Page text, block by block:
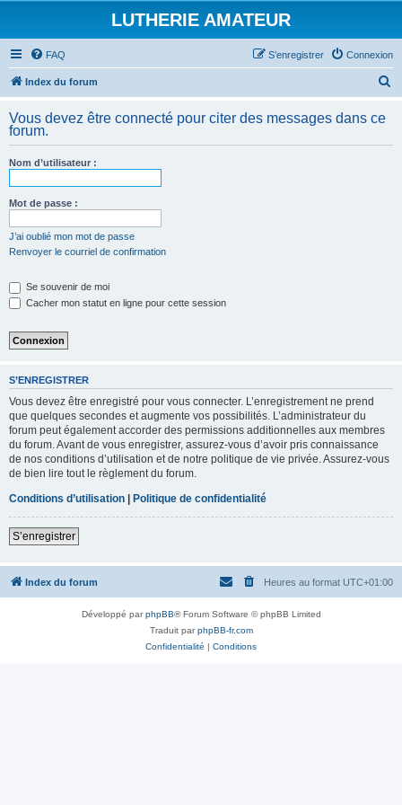
LUTHERIE AMATEUR
FAQ Connexion
S’enregistrer
Index du forum
h
Vous devez être connecté pour citer des messages dans ce
forum.
Nom d’utilisateur :
Mot de passe :
J’ai oublié mon mot de passe
Renvoyer le courriel de confirmation
Se souvenir de moi
Cacher mon statut en ligne pour cette session
S’ENREGISTRER
Vous devez être enregistré pour vous connecter. L’enregistrement ne prend
que quelques secondes et augmente vos possibilités. L’administrateur du
forum peut également accorder des permissions additionnelles aux membres
du forum. Avant de vous enregistrer, assurez-vous d’avoir pris connaissance
de nos conditions d’utilisation et de notre politique de vie privée. Assurez-vous
de bien lire tout le règlement du forum.
Conditions d’utilisation | Politique de confidentialité
S’enregistrer
Index du forum Heures au format UTC+01:00
Développé parphpBB® Forum Software © phpBB Limited
Traduit parphpBB-fr.com
Confidentialité | Conditions